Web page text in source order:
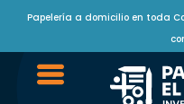
Papelería a domicilio en toda